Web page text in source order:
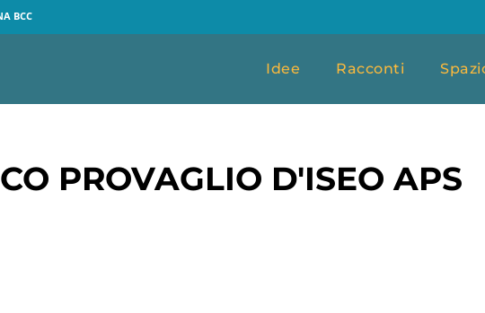
BCC
Idee Racconti
PROVAGLIO D'ISEO APS